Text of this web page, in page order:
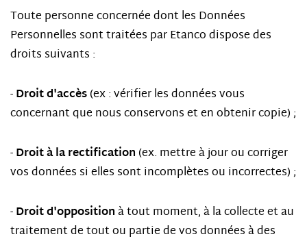
Toute personne concernée dont les Données
Personnelles sont traitées par Etanco dispose des
droits suivants :
-Droit d'accès(ex : vérifier les données vous
concernant que nous conservons et en obtenir copie) ;
-Droit à la rectification (ex. mettre à jour ou corriger
vos données si elles sont incomplètes ou incorrectes) ;
-Droit d'oppositionà tout moment, à la collecte et au
traitement de tout ou partie de vos données à des